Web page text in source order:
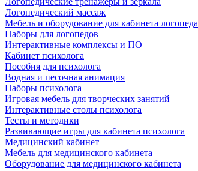
Логопедический массаж
Мебель и оборудование для кабинета логопеда
Наборы для логопедов
Интерактивные комплексы и ПО
Кабинет психолога
Пособия для психолога
Водная и песочная анимация
Наборы психолога
Игровая мебель для творческих занятий
Интерактивные столы психолога
Тесты и методики
Развивающие игры для кабинета психолога
Медицинский кабинет
Мебель для медицинского кабинета
Оборудование для медицинского кабинета